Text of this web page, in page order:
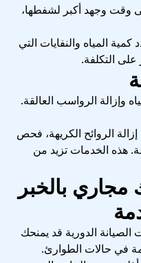
وقت وجهد أكبر لشفطها،
كمية المياه والنفايات التي
التكلفة.
وإزالة الرواسب العالقة.
الروائح الكريهة، فحص
هذه الخدمات تزيد من
بالخبر
الدورية قد يمنحك
في حالات الطوارئ.